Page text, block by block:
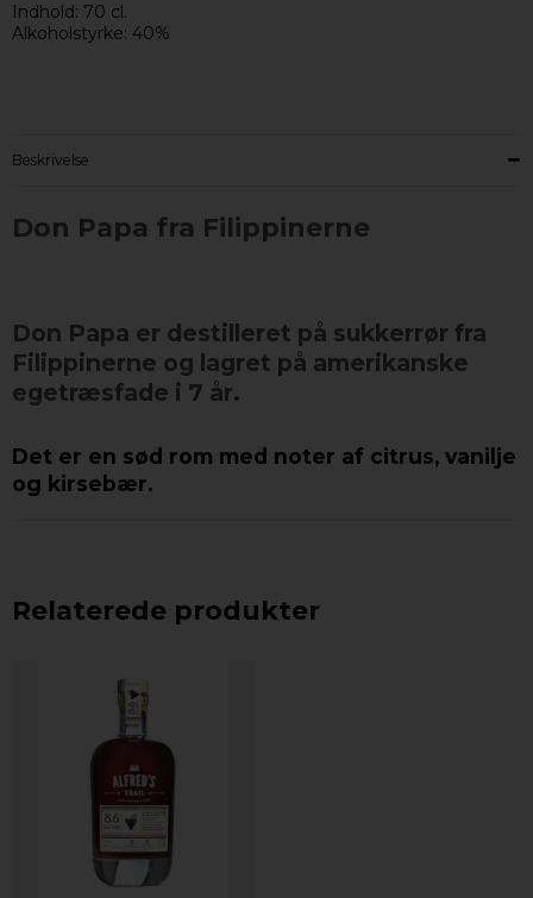
Indhold: 70 cl.
Alkoholstyrke: 40%
Beskrivelse
Don Papa fra Filippinerne
Don Papa er destilleret på sukkerrør fra
Filippinerne og lagret på amerikanske
egetræsfade i 7 år.
Det er en sød rom med noter af citrus, vanilje
og kirsebær.
Relaterede produkter